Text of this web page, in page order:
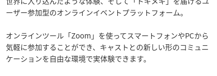
ーザー参加型のオンラインイベントプラットフォーム。
オンラインツール「Zoom」を使ってスマートフォンやPCから
気軽に参加することができ、キャストとの新しい形のコミュニ
ケーションを自由な環境で実体験できます。